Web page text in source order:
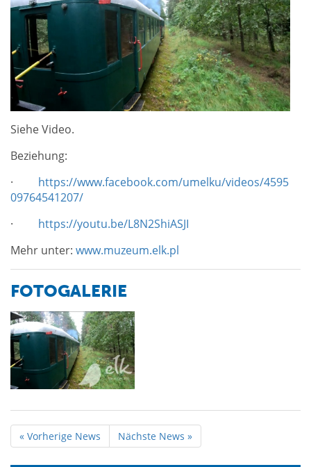
Siehe Video.
Beziehung:
· https://www.facebook.com/umelku/videos/4595
09764541207/
· https://youtu.be/L8N2ShiASJI
Mehr unter: www.muzeum.elk.pl
FOTOGALERIE
« Vorherige News Nächste News »